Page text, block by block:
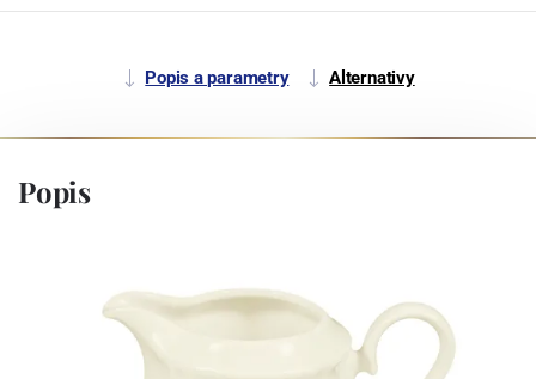
Popis a parametry Alternativy
Popis